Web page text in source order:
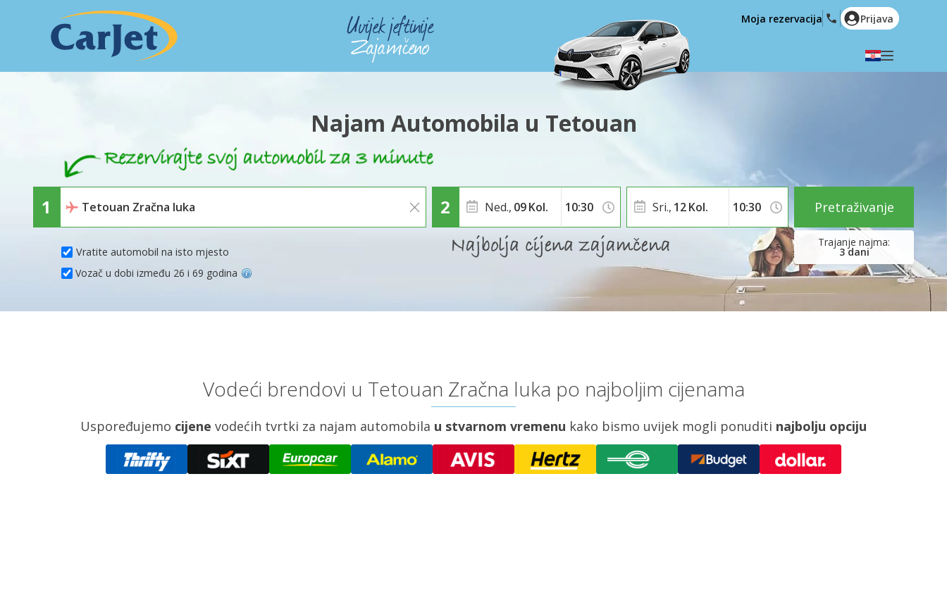
English (US)
Polski
Türkçe
Română
Ελληνικά
Hrvatski
العربية
Moja rezervacija Prijava
Najam Automobila u Tetouan
Vratite automobil na isto mjesto
Ned., 09Kol.
3 dani
Sri., 12Kol.
Vozač u dobi između 26 i 69 godina
Pretraživanje
Vodeći brendovi u Tetouan Zračna luka po najboljim cijenama
Uspoređujemo cijene vodećih tvrtki za najam automobila u stvarnom vremenu kako bismo uvijek mogli ponuditi najbolju opciju